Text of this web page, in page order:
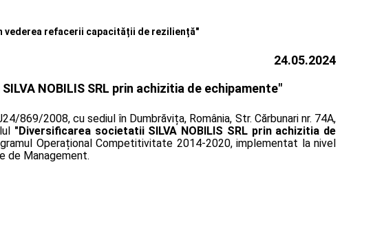
refacerii capacității de reziliență"
24.05.2024
NOBILIS SRL prin achizitia de echipamente"
869/2008, cu sediul în Dumbrăvița, România, Str. Cărbunari nr. 74A,
"Diversificarea societatii SILVA NOBILIS SRL prin achizitia de
Operațional Competitivitate 2014-2020, implementat la nivel
de Management.